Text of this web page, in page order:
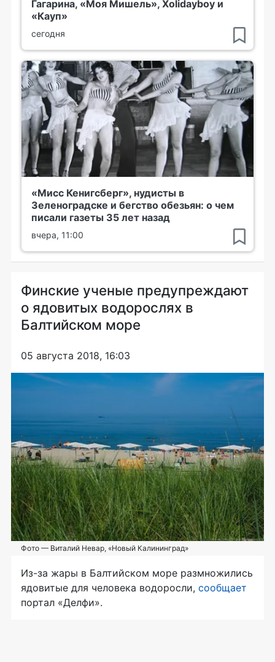
Гагарина, «Моя Мишель», Xolidayboy и
«Кауп»
сегодня
«Мисс Кенигсберг», нудисты в
Зеленоградске и бегство обезьян: о чем
писали газеты 35 лет назад
вчера, 11:00
Финские ученые предупреждают
о ядовитых водорослях в
Балтийском море
05 августа 2018, 16:03
Фото — Виталий Невар, «Новый Калининград»
Из-за жары в Балтийском море размножились
ядовитые для человека водоросли, сообщает
портал «Делфи».